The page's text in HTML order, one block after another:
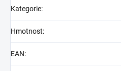
Kategorie:
Hmotnost:
EAN: